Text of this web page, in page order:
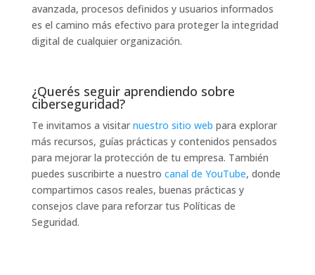
avanzada, procesos definidos y usuarios informados
es el camino más efectivo para proteger la integridad
digital de cualquier organización.
¿Querés seguir aprendiendo sobre
ciberseguridad?
Te invitamos a visitar nuestro sitio web para explorar
más recursos, guías prácticas y contenidos pensados
para mejorar la protección de tu empresa. También
puedes suscribirte a nuestro canal de YouTube, donde
compartimos casos reales, buenas prácticas y
consejos clave para reforzar tus Políticas de
Seguridad.